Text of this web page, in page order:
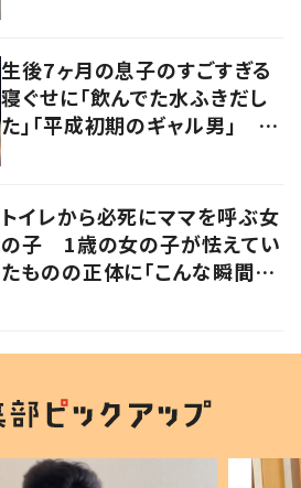
生後7ヶ月の息子のすごすぎる
寝ぐせに「飲んでた水ふきだし
た」「平成初期のギャル男」 実
トイレから必死にママを呼ぶ女
の子 1歳の女の子が怯えてい
たものの正体に「こんな瞬間